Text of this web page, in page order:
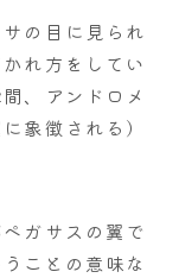
の目に見られ
れ方をしてい
、アンドロメ
象徴される）
ガサスの翼で
ことの意味な